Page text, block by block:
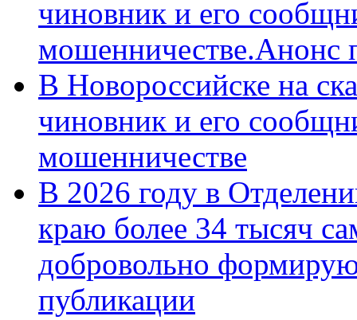
чиновник и его
мошенничестве.Анонс
В Новороссийске на
чиновник и его
мошенничестве
В 2026 году в
краю более 34 тысяч
добровольно
публикации